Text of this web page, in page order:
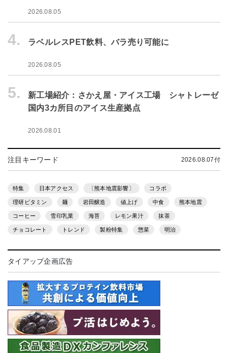
2026.08.05
4. ラベルレスPET飲料、バラ売り可能に
2026.08.05
5.
新工場紹介：さかえ屋・アイス工場 シャトレーゼ
国内3カ所目のアイス生産拠点
2026.08.01
注目キーワード 2026.08.07付
特集 日本アクセス 〔熊本地震影響〕 コラボ
理研ビタミン 麺 岩田醸造 値上げ 中食 熊本地震
コーヒー 雪印乳業 海苔 レモン果汁 抹茶
チョコレート トレンド 製粉特集 惣菜 明治
タイアップ企画広告